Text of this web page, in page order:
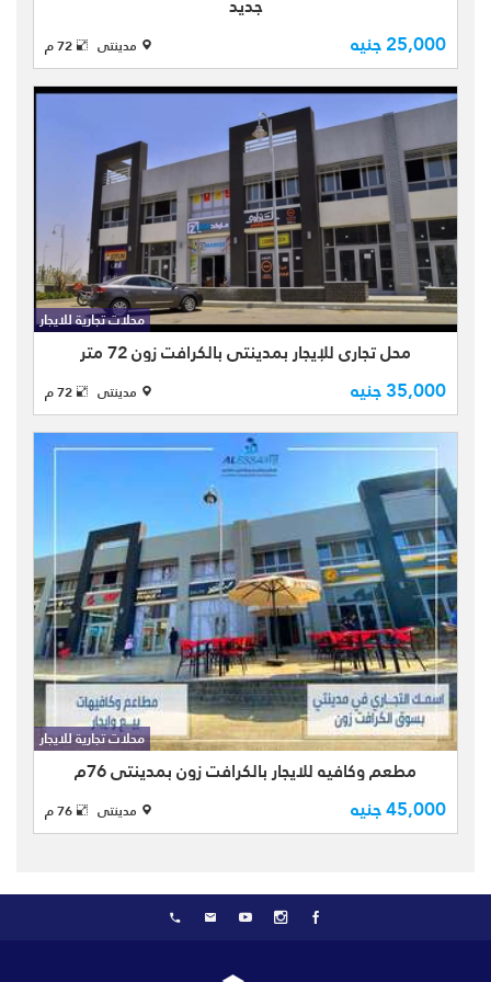
25,000 جنيه مدينتى 72 م
محل تجاري للإيجار قانون جديد بمدينتي
بالكرافت زون craft zone محل 13 بلوك 9
بمساحة كلية 72 م مقسم على دورين
الدور الارضى بمساحة 36 م والدور الاول
محلات تجارية للايجار
محل تجاري للإيجار بمدينتي بالكرافت زون 72 متر
35,000 جنيه مدينتى 72 م
لايجار بمدينتي محل تجاري تخصص مطعم
وكافيه بمساحة كلية 76 متر بأحدث و اجدد
المراحل ( الكرافت زون - craft zone ) و
هو عباره عن سوق جديد بمدينتي يقع
جنوب شرق المدينة يخد ...
محلات تجارية للايجار
مطعم وكافيه للايجار بالكرافت زون بمدينتي 76م
45,000 جنيه مدينتى 76 م